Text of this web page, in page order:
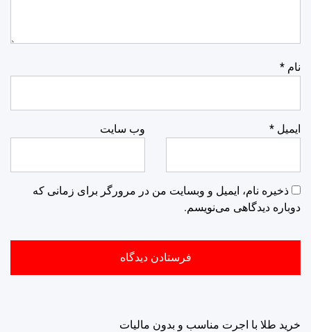
نام *
ایمیل * وب‌ سایت
ذخیره نام، ایمیل و وبسایت من در مرورگر برای زمانی که
دوباره دیدگاهی می‌نویسم.
خرید طلا با اجرت مناسب و بدون مالیات